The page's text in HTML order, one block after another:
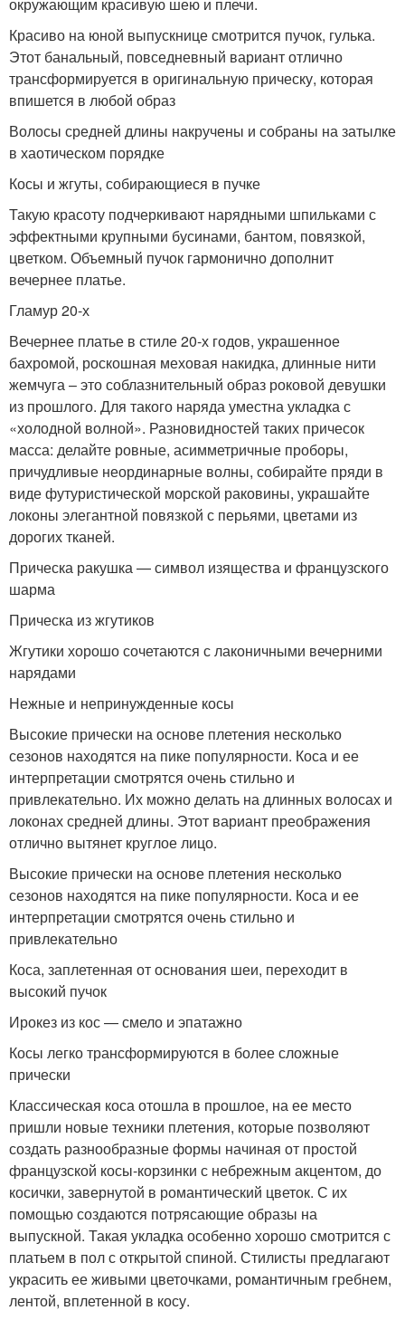
Красиво на юной выпускнице смотрится пучок, гулька.
Этот банальный, повседневный вариант отлично
трансформируется в оригинальную прическу, которая
впишется в любой образ
Волосы средней длины накручены и собраны на затылке
в хаотическом порядке
Косы и жгуты, собирающиеся в пучке
Такую красоту подчеркивают нарядными шпильками с
эффектными крупными бусинами, бантом, повязкой,
цветком. Объемный пучок гармонично дополнит
вечернее платье.
Гламур 20-х
Вечернее платье в стиле 20-х годов, украшенное
бахромой, роскошная меховая накидка, длинные нити
жемчуга – это соблазнительный образ роковой девушки
из прошлого. Для такого наряда уместна укладка с
«холодной волной». Разновидностей таких причесок
масса: делайте ровные, асимметричные проборы,
причудливые неординарные волны, собирайте пряди в
виде футуристической морской раковины, украшайте
локоны элегантной повязкой с перьями, цветами из
дорогих тканей.
Прическа ракушка — символ изящества и французского
шарма
Прическа из жгутиков
Жгутики хорошо сочетаются с лаконичными вечерними
нарядами
Нежные и непринужденные косы
Высокие прически на основе плетения несколько
сезонов находятся на пике популярности. Коса и ее
интерпретации смотрятся очень стильно и
привлекательно. Их можно делать на длинных волосах и
локонах средней длины. Этот вариант преображения
отлично вытянет круглое лицо.
Высокие прически на основе плетения несколько
сезонов находятся на пике популярности. Коса и ее
интерпретации смотрятся очень стильно и
привлекательно
Коса, заплетенная от основания шеи, переходит в
высокий пучок
Ирокез из кос — смело и эпатажно
Косы легко трансформируются в более сложные
прически
Классическая коса отошла в прошлое, на ее место
пришли новые техники плетения, которые позволяют
создать разнообразные формы начиная от простой
французской косы-корзинки с небрежным акцентом, до
косички, завернутой в романтический цветок. С их
помощью создаются потрясающие образы на
выпускной. Такая укладка особенно хорошо смотрится с
платьем в пол с открытой спиной. Стилисты предлагают
украсить ее живыми цветочками, романтичным гребнем,
лентой, вплетенной в косу.